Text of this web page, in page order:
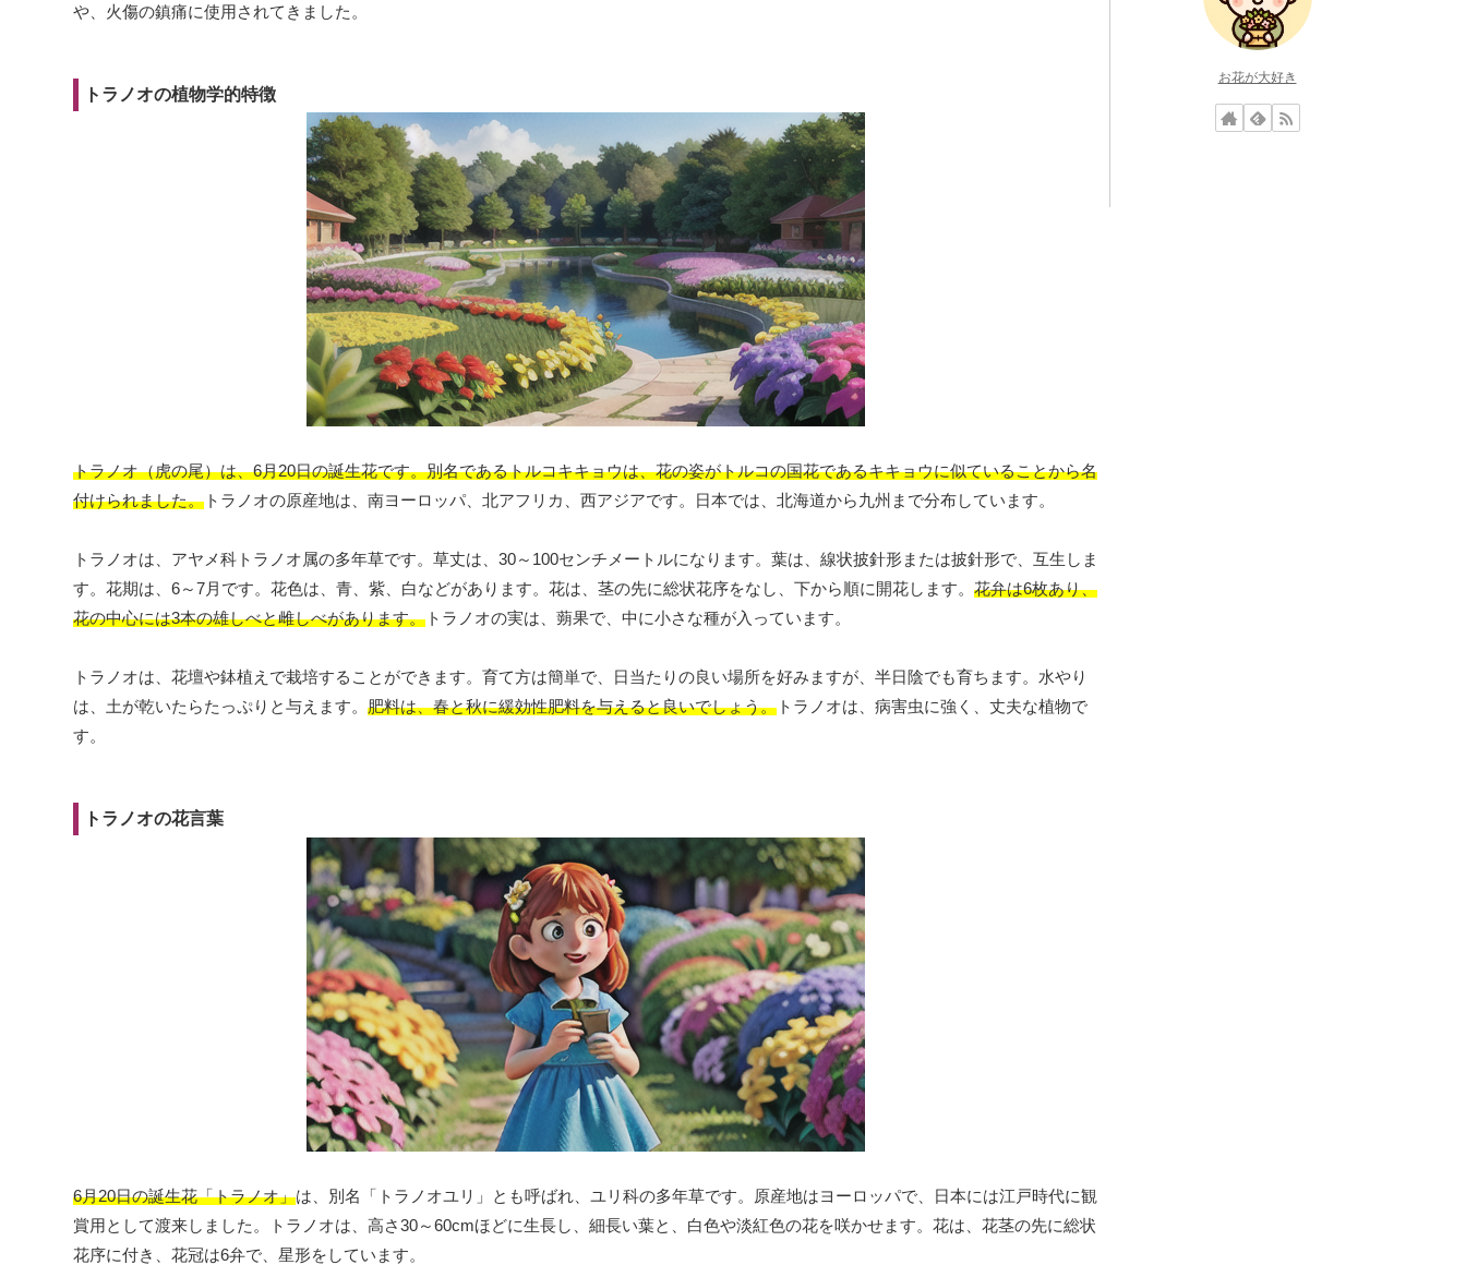
や、火傷の鎮痛に使用されてきました。
トラノオの植物学的特徴
トラノオ（虎の尾）は、6月20日の誕生花です。別名であるトルコキキョウは、花の姿がトルコの国花であるキキョウに似ていることから名
付けられました。 トラノオの原産地は、南ヨーロッパ、北アフリカ、西アジアです。日本では、北海道から九州まで分布しています。
トラノオは、アヤメ科トラノオ属の多年草です。草丈は、30～100センチメートルになります。葉は、線状披針形または披針形で、互生しま
す。花期は、6～7月です。花色は、青、紫、白などがあります。花は、茎の先に総状花序をなし、下から順に開花します。 花弁は6枚あり、
花の中心には3本の雄しべと雌しべがあります。 トラノオの実は、蒴果で、中に小さな種が入っています。
トラノオは、花壇や鉢植えで栽培することができます。育て方は簡単で、日当たりの良い場所を好みますが、半日陰でも育ちます。水やり
は、土が乾いたらたっぷりと与えます。 肥料は、春と秋に緩効性肥料を与えると良いでしょう。 トラノオは、病害虫に強く、丈夫な植物で
す。
トラノオの花言葉
6月20日の誕生花「トラノオ」は、別名「トラノオユリ」とも呼ばれ、ユリ科の多年草です。原産地はヨーロッパで、日本には江戸時代に観
賞用として渡来しました。トラノオは、高さ30～60cmほどに生長し、細長い葉と、白色や淡紅色の花を咲かせます。花は、花茎の先に総状
花序に付き、花冠は6弁で、星形をしています。
お花が大好き